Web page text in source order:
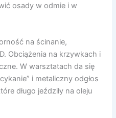
osady w odmie i w
na ścinanie,
Obciążenia na krzywkach i
W warsztatach da się
i metaliczny odgłos
długo jeździły na oleju